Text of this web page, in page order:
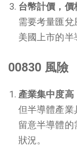
台幣計價，價
需要考量匯兌
美國上市的半
00830 風險
產業集中度高
但半導體產業
留意半導體的
狀況。